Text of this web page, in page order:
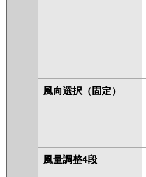
風向選択（固定）
風量調整4段